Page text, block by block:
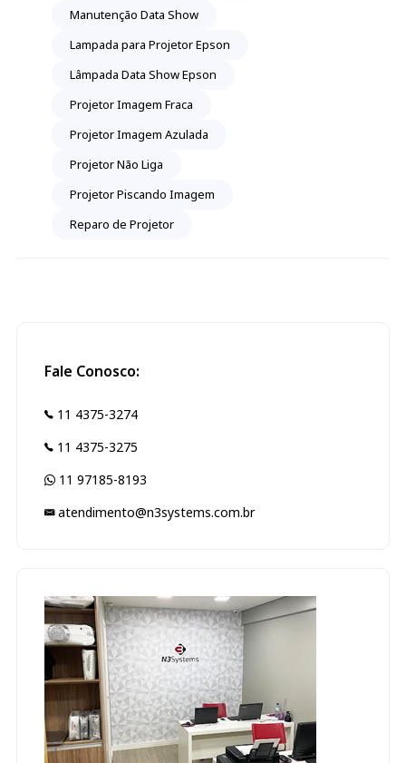
Manutenção Data Show
Lampada para Projetor Epson
Lâmpada Data Show Epson
Projetor Imagem Fraca
Projetor Imagem Azulada
Projetor Não Liga
Projetor Piscando Imagem
Reparo de Projetor
Fale Conosco:
11 4375-3274
11 4375-3275
11 97185-8193
atendimento@n3systems.com.br